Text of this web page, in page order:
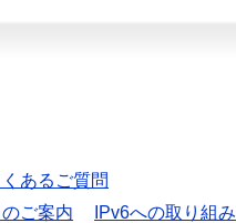
くあるご質問
ご案内
IPv6への取り組み